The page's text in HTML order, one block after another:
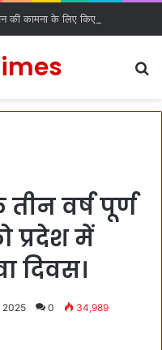
वर्ष पूर्ण
प्रदेश में
दिवस।
2025 0 34,989